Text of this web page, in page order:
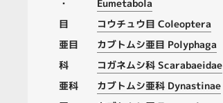
・
Eumetabola
目
コウチュウ目 Coleoptera
亜目
カブトムシ亜目 Polyphaga
科
コガネムシ科 Scarabaeidae
亜科
カブトムシ亜科 Dynastinae